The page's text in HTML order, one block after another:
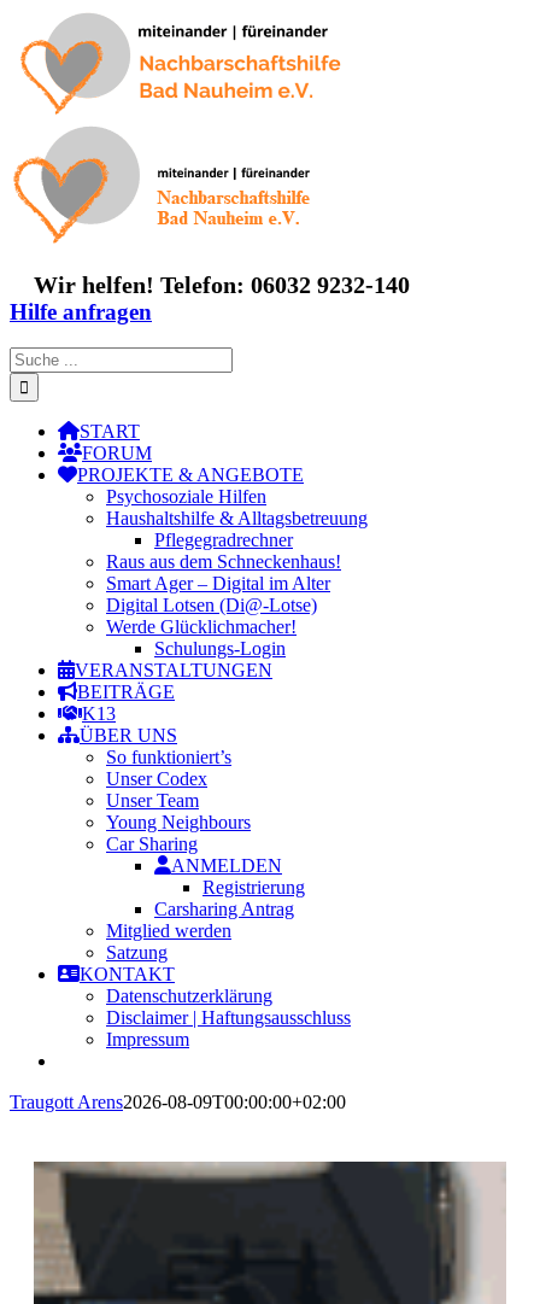
Inhalt
springen
Wir helfen! Telefon: 06032 9232-140
Hilfe anfragen
Suche
nach:
START
FORUM
PROJEKTE & ANGEBOTE
Psychosoziale Hilfen
Haushaltshilfe & Alltagsbetreuung
Pflegegradrechner
Raus aus dem Schneckenhaus!
Smart Ager – Digital im Alter
Digital Lotsen (Di@-Lotse)
Werde Glücklichmacher!
Schulungs-Login
VERANSTALTUNGEN
BEITRÄGE
K13
ÜBER UNS
So funktioniert’s
Unser Codex
Unser Team
Young Neighbours
Car Sharing
ANMELDEN
Registrierung
Carsharing Antrag
Mitglied werden
Satzung
KONTAKT
Datenschutzerklärung
Disclaimer | Haftungsausschluss
Impressum
Traugott Arens2026-08-09T00:00:00+02:00